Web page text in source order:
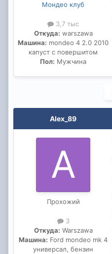
Мондео клуб
3,7 тыс
Откуда: warszawa
Машина: mondeo 4 2.0 2010
капуст с повершитом
Пол: Мужчина
Alex_89
Прохожий
3
Откуда: Warszawa
Машина: Ford mondeo mk 4
универсал, бензин